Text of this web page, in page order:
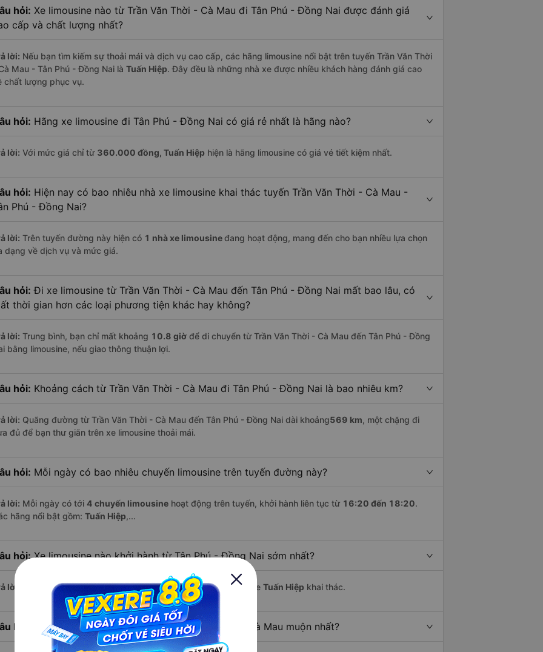
hỏi: Xe limousine nào từ Trần Văn Thời - Cà Mau đi Tân Phú - Đồng Nai được đánh giá
cấp và chất lượng nhất?
lời: Nếu bạn tìm kiếm sự thoải mái và dịch vụ cao cấp, các hãng limousine nổi bật trên tuyến Trần Văn Thời
Mau - Tân Phú - Đồng Nai là Tuấn Hiệp. Đây đều là những nhà xe được nhiều khách hàng đánh giá cao
chất lượng phục vụ.
hỏi: Hãng xe limousine đi Tân Phú - Đồng Nai có giá rẻ nhất là hãng nào?
lời: Với mức giá chỉ từ 360.000 đồng, Tuấn Hiệp hiện là hãng limousine có giá vé tiết kiệm nhất.
hỏi: Hiện nay có bao nhiêu nhà xe limousine khai thác tuyến Trần Văn Thời - Cà Mau -
Phú - Đồng Nai?
lời: Trên tuyến đường này hiện có 1 nhà xe limousineđang hoạt động, mang đến cho bạn nhiều lựa chọn
dạng về dịch vụ và mức giá.
hỏi: Đi xe limousine từ Trần Văn Thời - Cà Mau đến Tân Phú - Đồng Nai mất bao lâu, có
thời gian hơn các loại phương tiện khác hay không?
lời: Trung bình, bạn chỉ mất khoảng 10.8 giờ để di chuyển từ Trần Văn Thời - Cà Mau đến Tân Phú - Đồng
bằng limousine, nếu giao thông thuận lợi.
hỏi: Khoảng cách từ Trần Văn Thời - Cà Mau đi Tân Phú - Đồng Nai là bao nhiêu km?
lời: Quãng đường từ Trần Văn Thời - Cà Mau đến Tân Phú - Đồng Nai dài khoảng569 km, một chặng đi
đủ để bạn thư giãn trên xe limousine thoải mái.
hỏi: Mỗi ngày có bao nhiêu chuyến limousine trên tuyến đường này?
lời: Mỗi ngày có tới 4 chuyến limousine hoạt động trên tuyến, khởi hành liên tục từ 16:20 đến 18:20.
hãng nổi bật gồm: Tuấn Hiệp,...
hỏi:Xe limousine nào khởi hành từ Tân Phú - Đồng Nai sớm nhất?
lời: Chuyến limousine sớm nhất khởi hành lúc16:20, do nhà xe Tuấn Hiệp khai thác.
hỏi: Xe limousine nào khởi hành từ Trần Văn Thời - Cà Mau muộn nhất?